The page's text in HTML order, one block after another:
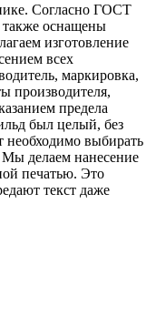
Согласно ГОСТ
оснащены
изготовление
всех
маркировка,
производителя,
предела
был целый, без
выбирать
Мы делаем нанесение
печатью. Это
текст даже